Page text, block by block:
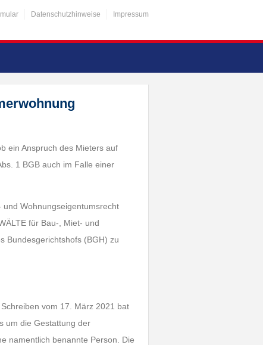
Datenschutzhinweise Impressum
ein Anspruch des Mieters auf
1 BGB auch im Falle einer
Wohnungseigentumsrecht
für Bau-, Miet- und
Bundesgerichtshofs (BGH) zu
vom 17. März 2021 bat
um die Gestattung der
namentlich benannte Person. Die